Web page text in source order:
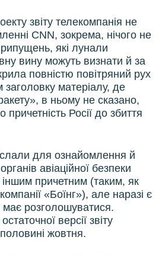
звіту телекомпанія не
CNN, зокрема, нічого не
які лунали
вину можуть визнати й за
повністю повітряний рух
заголовку матеріалу, де
в ньому не сказано,
причетність Росії до збиття
для ознайомлення й
авіаційної безпеки
іншим причетним (таким, як
«Боїнг»), але наразі є
має розголошуватися.
версії звіту
жовтня.